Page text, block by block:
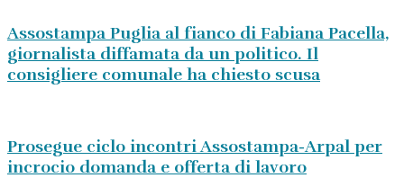
Assostampa Puglia al fianco di Fabiana Pacella,
giornalista diffamata da un politico. Il
consigliere comunale ha chiesto scusa
Prosegue ciclo incontri Assostampa-Arpal per
incrocio domanda e offerta di lavoro